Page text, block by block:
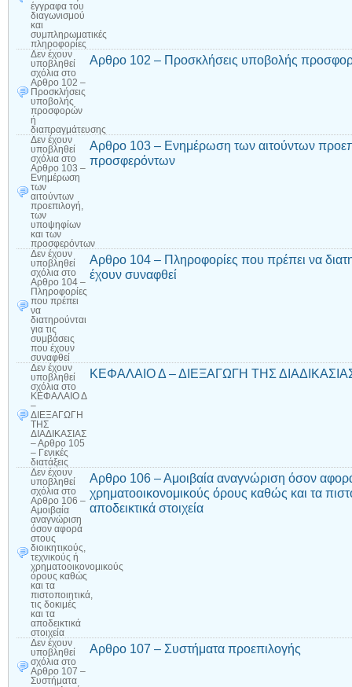
έγγραφα του
διαγωνισμού
και
συμπληρωματικές
πληροφορίες
Δεν έχουν
υποβληθεί
σχόλια στο
Αρθρο 102 –
Προσκλήσεις
υποβολής
προσφορών
ή
διαπραγμάτευσης
Αρθρο 102 – Προσκλήσεις υποβολής
Δεν έχουν
υποβληθεί
σχόλια στο
Αρθρο 103 –
Ενημέρωση
των
αιτούντων
προεπιλογή,
των
υποψηφίων
και των
προσφερόντων
Αρθρο 103 – Ενημέρωση των αιτούντων
προσφερόντων
Δεν έχουν
υποβληθεί
σχόλια στο
Αρθρο 104 –
Πληροφορίες
που πρέπει
να
διατηρούνται
για τις
συμβάσεις
που έχουν
συναφθεί
Αρθρο 104 – Πληροφορίες που πρέπει να
έχουν συναφθεί
Δεν έχουν
υποβληθεί
σχόλια στο
ΚΕΦΑΛΑΙΟ Δ
–
ΔΙΕΞΑΓΩΓΗ
ΤΗΣ
ΔΙΑΔΙΚΑΣΙΑΣ
– Αρθρο 105
– Γενικές
διατάξεις
ΚΕΦΑΛΑΙΟ Δ – ΔΙΕΞΑΓΩΓΗ ΤΗΣ ΔΙΑΔΙΚΑΣΙΑΣ
Δεν έχουν
υποβληθεί
σχόλια στο
Αρθρο 106 –
Αμοιβαία
αναγνώριση
όσον αφορά
στους
διοικητικούς,
τεχνικούς ή
χρηματοοικονομικούς
όρους καθώς
και τα
πιστοποιητικά,
τις δοκιμές
και τα
αποδεικτικά
στοιχεία
Αρθρο 106 – Αμοιβαία αναγνώριση όσον αφορά
χρηματοοικονομικούς όρους καθώς και τα
αποδεικτικά στοιχεία
Δεν έχουν
υποβληθεί
σχόλια στο
Αρθρο 107 –
Συστήματα
Αρθρο 107 – Συστήματα προεπιλογής